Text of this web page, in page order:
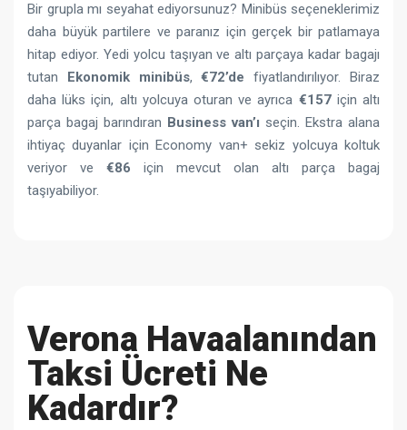
Bir grupla mı seyahat ediyorsunuz? Minibüs seçeneklerimiz
daha büyük partilere ve paranız için gerçek bir patlamaya
hitap ediyor. Yedi yolcu taşıyan ve altı parçaya kadar bagajı
tutan Ekonomik minibüs,€72’de fiyatlandırılıyor. Biraz
daha lüks için, altı yolcuya oturan ve ayrıca €157için altı
parça bagaj barındıran Business van’ı seçin. Ekstra alana
ihtiyaç duyanlar için Economy van+ sekiz yolcuya koltuk
veriyor ve €86 için mevcut olan altı parça bagaj
taşıyabiliyor.
Verona Havaalanından
Taksi Ücreti Ne
Kadardır?